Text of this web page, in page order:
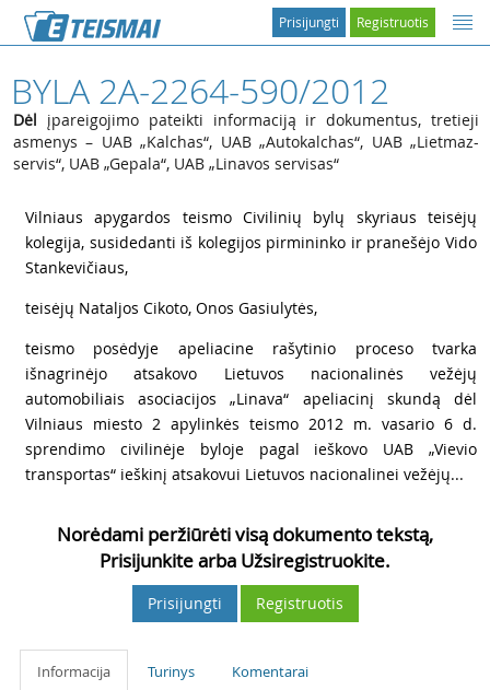
Registruotis
Prisijungti
BYLA 2A-2264-590/2012
Dėl įpareigojimo pateikti informaciją ir dokumentus, tretieji
asmenys – UAB „Kalchas“, UAB „Autokalchas“, UAB „Lietmaz-
servis“, UAB „Gepala“, UAB „Linavos servisas“
Vilniaus apygardos teismo Civilinių bylų skyriaus teisėjų
kolegija, susidedanti iš kolegijos pirmininko ir pranešėjo Vido
Stankevičiaus,
teisėjų Nataljos Cikoto, Onos Gasiulytės,
teismo posėdyje apeliacine rašytinio proceso tvarka
išnagrinėjo atsakovo Lietuvos nacionalinės vežėjų
automobiliais asociacijos „Linava“ apeliacinį skundą dėl
Vilniaus miesto 2 apylinkės teismo 2012 m. vasario 6 d.
sprendimo civilinėje byloje pagal ieškovo UAB „Vievio
transportas“ ieškinį atsakovui Lietuvos nacionalinei vežėjų...
Norėdami peržiūrėti visą dokumento tekstą,
Prisijunkite arba Užsiregistruokite.
Prisijungti Registruotis
Informacija Turinys Komentarai